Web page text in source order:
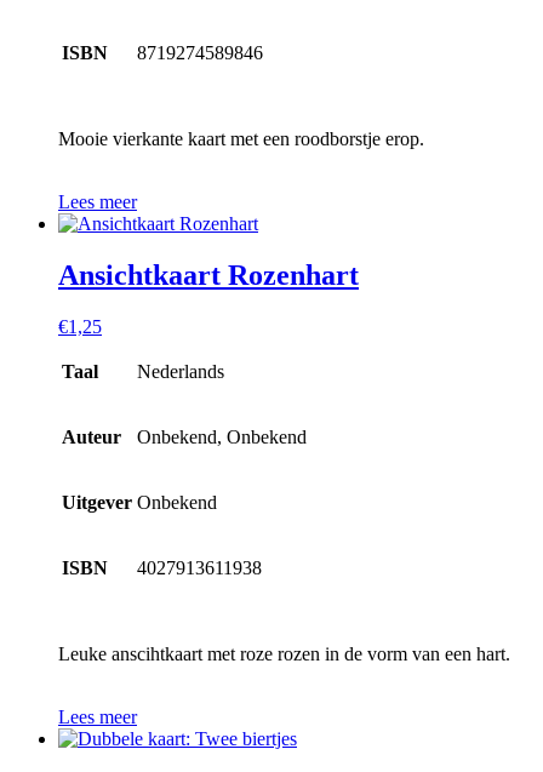
ISBN 8719274589846
Mooie vierkante kaart met een roodborstje erop.
Lees meer
Ansichtkaart Rozenhart
€1,25
Taal Nederlands
Auteur Onbekend, Onbekend
Uitgever Onbekend
ISBN 4027913611938
Leuke anscihtkaart met roze rozen in de vorm van een hart.
Lees meer